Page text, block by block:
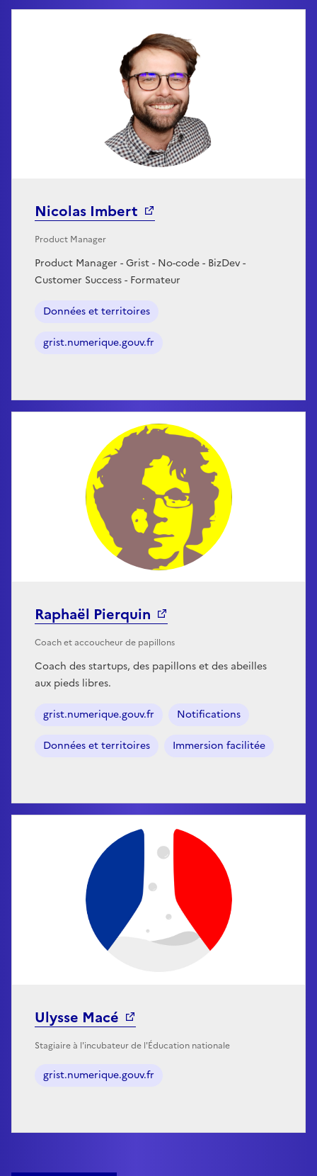
Nicolas Imbert
Product Manager
Product Manager - Grist - No-code - BizDev -
Customer Success - Formateur
Données et territoires
grist.numerique.gouv.fr
Raphaël Pierquin
Coach et accoucheur de papillons
Coach des startups, des papillons et des abeilles
aux pieds libres.
grist.numerique.gouv.fr Notifications
Données et territoires Immersion facilitée
Ulysse Macé
Stagiaire à l'incubateur de l'Éducation nationale
grist.numerique.gouv.fr